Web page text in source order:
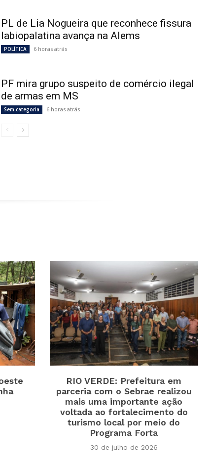
PL de Lia Nogueira que reconhece fissura
labiopalatina avança na Alems
POLÍTICA 6 horas atrás
PF mira grupo suspeito de comércio ilegal
de armas em MS
Sem categoria 6 horas atrás
RIO VERDE: Prefeitura em
parceria com o Sebrae realizou
mais uma importante ação
voltada ao fortalecimento do
turismo local por meio do
Programa Forta
30 de julho de 2026